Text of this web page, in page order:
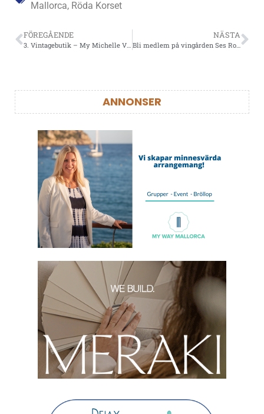
Mallorca, Röda Korset
FÖREGÅENDE
3. Vintagebutik – My Michelle Vintage
NÄSTA
Bli medlem på vingården Ses Rotes
ANNONSER